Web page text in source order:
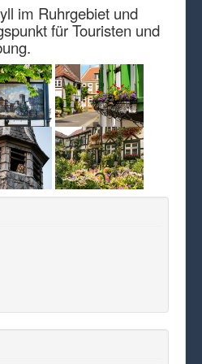
im Ruhrgebiet und
für Touristen und